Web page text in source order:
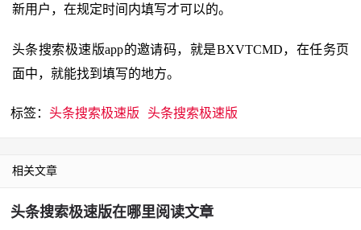
新用户，在规定时间内填写才可以的。
头条搜索极速版app的邀请码，就是BXVTCMD，在任务页
面中，就能找到填写的地方。
标签： 头条搜索极速版 头条搜索极速版
相关文章
头条搜索极速版在哪里阅读文章